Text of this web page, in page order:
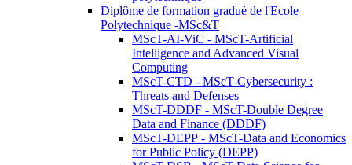
Diplôme de formation gradué de l'Ecole
Polytechnique -MSc&T
MScT-AI-ViC - MScT-Artificial
Intelligence and Advanced Visual
Computing
MScT-CTD - MScT-Cybersecurity :
Threats and Defenses
MScT-DDDF - MScT-Double Degree
Data and Finance (DDDF)
MScT-DEPP - MScT-Data and Economics
for Public Policy (DEPP)